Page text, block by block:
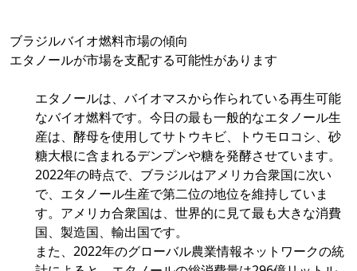
ブラジルバイオ燃料市場の傾向
エタノールが市場を支配する可能性があります
エタノールは、バイオマスから作られている再生可能
なバイオ燃料です。今日の最も一般的なエタノール生
産は、酵母を使用してサトウキビ、トウモロコシ、砂
糖大根に含まれるデンプンや糖を発酵させています。
2022年の時点で、ブラジルはアメリカ合衆国に次い
で、エタノール生産で第二位の地位を維持していま
す。アメリカ合衆国は、世界的に見て最も大きな消費
国、製造国、輸出国です。
また、2022年のグローバル農業情報ネットワークの統